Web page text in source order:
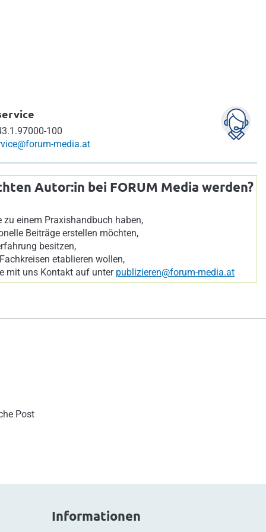
100
media.at
Autor:in bei FORUM Media werden?
zu einem Praxishandbuch haben,
Beiträge erstellen möchten,
besitzen,
etablieren wollen,
mit uns Kontakt auf unter publizieren@forum-media.at
Post
Informationen